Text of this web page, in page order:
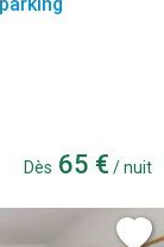
Dès 65 € / nuit